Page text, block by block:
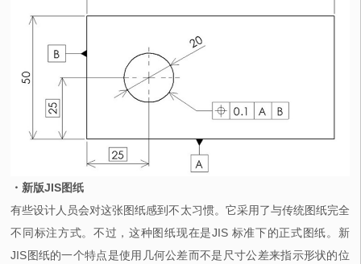
・新版JIS图纸
有些设计人员会对这张图纸感到不太习惯。它采用了与传统图纸完全
不同标注方式。不过，这种图纸现在是JIS 标准下的正式图纸。新
JIS图纸的一个特点是使用几何公差而不是尺寸公差来指示形状的位